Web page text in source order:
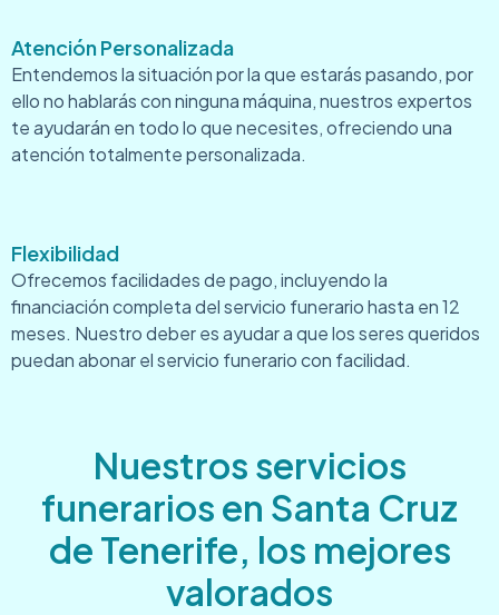
Atención Personalizada
Entendemos la situación por la que estarás pasando, por
ello no hablarás con ninguna máquina, nuestros expertos
te ayudarán en todo lo que necesites, ofreciendo una
atención totalmente personalizada.
Flexibilidad
Ofrecemos facilidades de pago, incluyendo la
financiación completa del servicio funerario hasta en 12
meses. Nuestro deber es ayudar a que los seres queridos
puedan abonar el servicio funerario con facilidad.
Nuestros servicios
funerarios en Santa Cruz
de Tenerife, los mejores
valorados